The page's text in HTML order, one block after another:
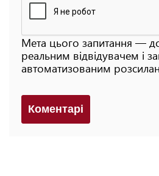
Мета цього запитання —
реальним відвідувачем і
автоматизованим
Коментарi